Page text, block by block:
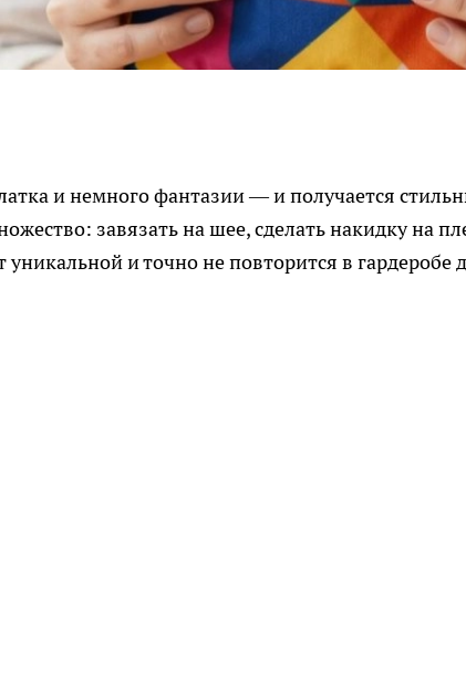
и немного фантазии — и получается
завязать на шее, сделать накидку на
и точно не повторится в гардеробе